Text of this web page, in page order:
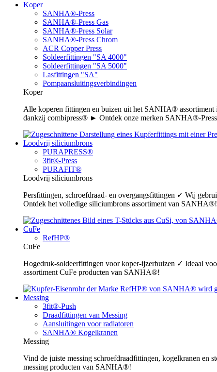
Koper
SANHA®-Press
SANHA®-Press Gas
SANHA®-Press Solar
SANHA®-Press Chrom
ACR Copper Press
Soldeerfittingen "SA 4000"
Soldeerfittingen "SA 5000"
Lasfittingen "SA"
Pompaansluitingsverbindingen
Koper
Alle koperen fittingen en buizen uit het SANHA®
dankzij combipress® ► Ontdek onze merken SANHA®-
Loodvrij siliciumbrons
PURAPRESS®
3fit®-Press
PURAFIT®
Loodvrij siliciumbrons
Persfittingen, schroefdraad- en overgangsfittingen ✓ Wij
Ontdek het volledige siliciumbrons assortiment van SANHA®!
CuFe
RefHP®
CuFe
Hogedruk-soldeerfittingen voor koper-ijzerbuizen ✓ Ideaal
assortiment CuFe producten van SANHA®!
Messing
3fit®-Push
Draadfittingen van Messing
Aansluitingen voor radiatoren
SANHA® Kogelkranen
Messing
Vind de juiste messing schroefdraadfittingen, kogelkranen
messing producten van SANHA®!